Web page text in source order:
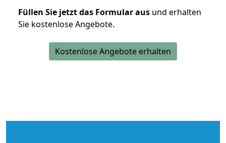
Füllen Sie jetzt das Formular aus und erhalten
Sie kostenlose Angebote.
Kostenlose Angebote erhalten